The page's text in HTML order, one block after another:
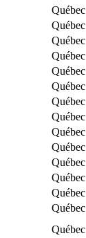
Québec
Québec
Québec
Québec
Québec
Québec
Québec
Québec
Québec
Québec
Québec
Québec
Québec
Québec
Québec